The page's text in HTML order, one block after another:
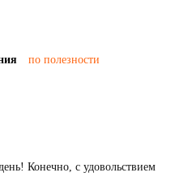
по полезности
Конечно, с удовольствием